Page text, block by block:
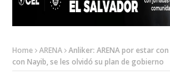
Home ARENA Anliker: ARENA por estar
con Nayib, se les olvidó su plan de gobierno